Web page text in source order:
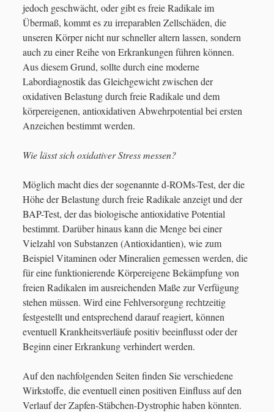
jedoch geschwächt, oder gibt es freie Radikale im
Übermaß, kommt es zu irreparablen Zellschäden, die
unseren Körper nicht nur schneller altern lassen, sondern
auch zu einer Reihe von Erkrankungen führen können.
Aus diesem Grund, sollte durch eine moderne
Labordiagnostik das Gleichgewicht zwischen der
oxidativen Belastung durch freie Radikale und dem
körpereigenen, antioxidativen Abwehrpotential bei ersten
Anzeichen bestimmt werden.
Wie lässt sich oxidativer Stress messen?
Möglich macht dies der sogenannte d-ROMs-Test, der die
Höhe der Belastung durch freie Radikale anzeigt und der
BAP-Test, der das biologische antioxidative Potential
bestimmt. Darüber hinaus kann die Menge bei einer
Vielzahl von Substanzen (Antioxidantien), wie zum
Beispiel Vitaminen oder Mineralien gemessen werden, die
für eine funktionierende Körpereigene Bekämpfung von
freien Radikalen im ausreichenden Maße zur Verfügung
stehen müssen. Wird eine Fehlversorgung rechtzeitig
festgestellt und entsprechend darauf reagiert, können
eventuell Krankheitsverläufe positiv beeinflusst oder der
Beginn einer Erkrankung verhindert werden.
Auf den nachfolgenden Seiten finden Sie verschiedene
Wirkstoffe, die eventuell einen positiven Einfluss auf den
Verlauf der Zapfen-Stäbchen-Dystrophie haben könnten.